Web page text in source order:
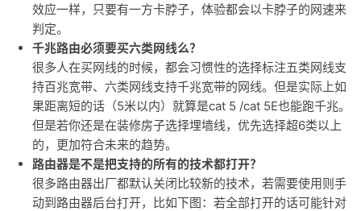
效应一样，只要有一方卡脖子，体验都会以卡脖子的网速来
判定。
千兆路由必须要买六类网线么？
很多人在买网线的时候，都会习惯性的选择标注五类网线支
持百兆宽带、六类网线支持千兆宽带的网线。但是实际上如
果距离短的话（5米以内）就算是cat 5 /cat 5E也能跑千兆。
但是若你还是在装修房子选择埋墙线，优先选择超6类以上
的，更加符合未来的趋势。
路由器是不是把支持的所有的技术都打开？
很多路由器出厂都默认关闭比较新的技术，若需要使用则手
动到路由器后台打开，比如下图：若全部打开的话可能针对